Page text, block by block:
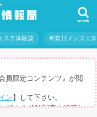
search
ステ体験談 神奈川メンズエ
員限定コンテンツ』が閲
ン 】して下さい。
から体験記事を投稿し